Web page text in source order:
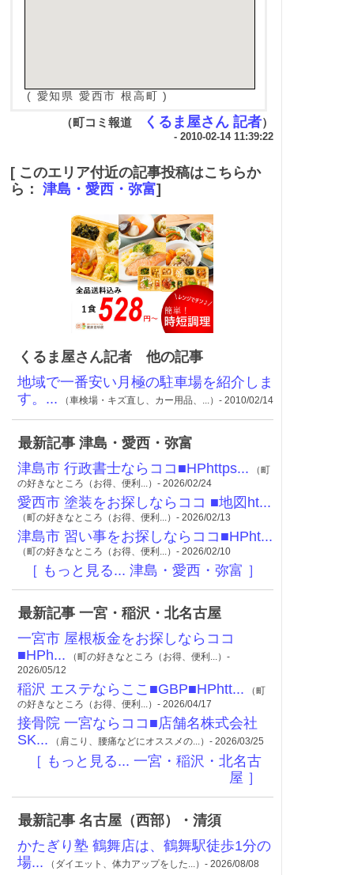
( 愛知県 愛西市 根高町 )
（町コミ報道 くるま屋さん 記者）
- 2010-02-14 11:39:22
[ このエリア付近の記事投稿はこちらか
ら： 津島・愛西・弥富]
くるま屋さん記者 他の記事
地域で一番安い月極の駐車場を紹介しま
す。... （車検場・キズ直し、カー用品、...）- 2010/02/14
最新記事 津島・愛西・弥富
津島市 行政書士ならココ■HPhttps... （町
の好きなところ（お得、便利...）- 2026/02/24
愛西市 塗装をお探しならココ ■地図ht...
（町の好きなところ（お得、便利...）- 2026/02/13
津島市 習い事をお探しならココ■HPht...
（町の好きなところ（お得、便利...）- 2026/02/10
［ もっと見る... 津島・愛西・弥富 ］
最新記事 一宮・稲沢・北名古屋
一宮市 屋根板金をお探しならココ
■HPh... （町の好きなところ（お得、便利...）-
2026/05/12
稲沢 エステならここ■GBP■HPhtt... （町
の好きなところ（お得、便利...）- 2026/04/17
接骨院 一宮ならココ■店舗名株式会社
SK... （肩こり、腰痛などにオススメの...）- 2026/03/25
［ もっと見る... 一宮・稲沢・北名古
屋 ］
最新記事 名古屋（西部）・清須
かたぎり塾 鶴舞店は、鶴舞駅徒歩1分の
場... （ダイエット、体力アップをした...）- 2026/08/08